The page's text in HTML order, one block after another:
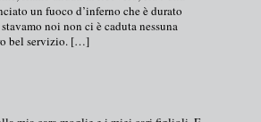
un fuoco d’inferno che è durato
noi non ci è caduta nessuna
bel servizio. […]